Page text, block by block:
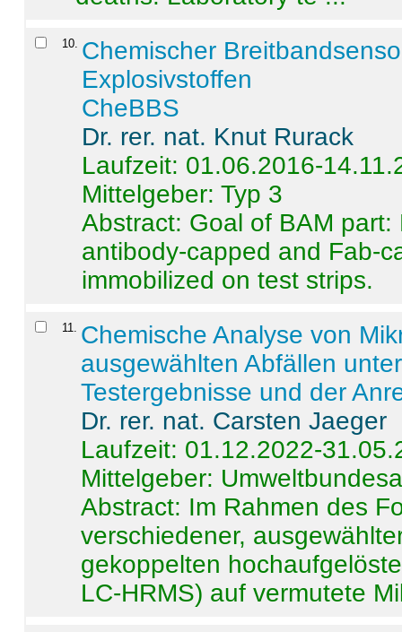
10 Chemischer
Explosivstoffen
CheBBS
Dr. rer. nat. Knut Rurack
Laufzeit: 01.06.2016-
Mittelgeber: Typ 3
Abstract: Goal of BAM
antibody-capped and Fab-
immobilized on test strips.
11
Chemische Analyse von
ausgewählten Abfällen
Testergebnisse und der
Dr. rer. nat. Carsten Jaeger
Laufzeit: 01.12.2022-
Mittelgeber:
Abstract: Im Rahmen des
verschiedener,
gekoppelten
LC-HRMS) auf vermutete